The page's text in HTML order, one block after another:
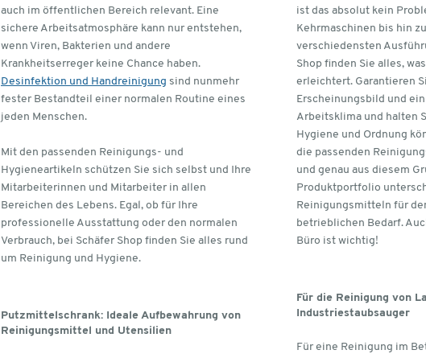
auch im öffentlichen Bereich relevant. Eine
sichere Arbeitsatmosphäre kann nur entstehen,
wenn Viren, Bakterien und andere
Krankheitserreger keine Chance haben.
Desinfektion und Handreinigung sind nunmehr
fester Bestandteil einer normalen Routine eines
jeden Menschen.
Mit den passenden Reinigungs- und
Hygieneartikeln schützen Sie sich selbst und Ihre
Mitarbeiterinnen und Mitarbeiter in allen
Bereichen des Lebens. Egal, ob für Ihre
professionelle Ausstattung oder den normalen
Verbrauch, bei Schäfer Shop finden Sie alles rund
um Reinigung und Hygiene.
Putzmittelschrank: Ideale Aufbewahrung von
Reinigungsmittel und Utensilien
ist das absolut kein
Kehrmaschinen bis hin
verschiedensten
Shop finden Sie alles,
erleichtert. Garantieren
Erscheinungsbild und
Arbeitsklima und halten
Hygiene und Ordnung
die passenden
und genau aus diesem
Produktportfolio
Reinigungsmitteln für
betrieblichen Bedarf.
Büro ist wichtig!
Für die Reinigung von
Industriestaubsauger
Für eine Reinigung im